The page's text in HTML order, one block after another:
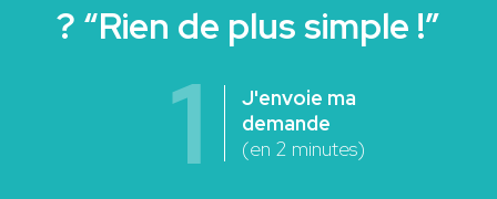
? “Rien de plus simple !”
1
J'envoie ma
demande
(en 2 minutes)